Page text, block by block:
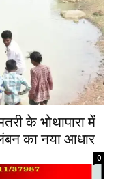
के भोथापारा में
का नया आधार
0